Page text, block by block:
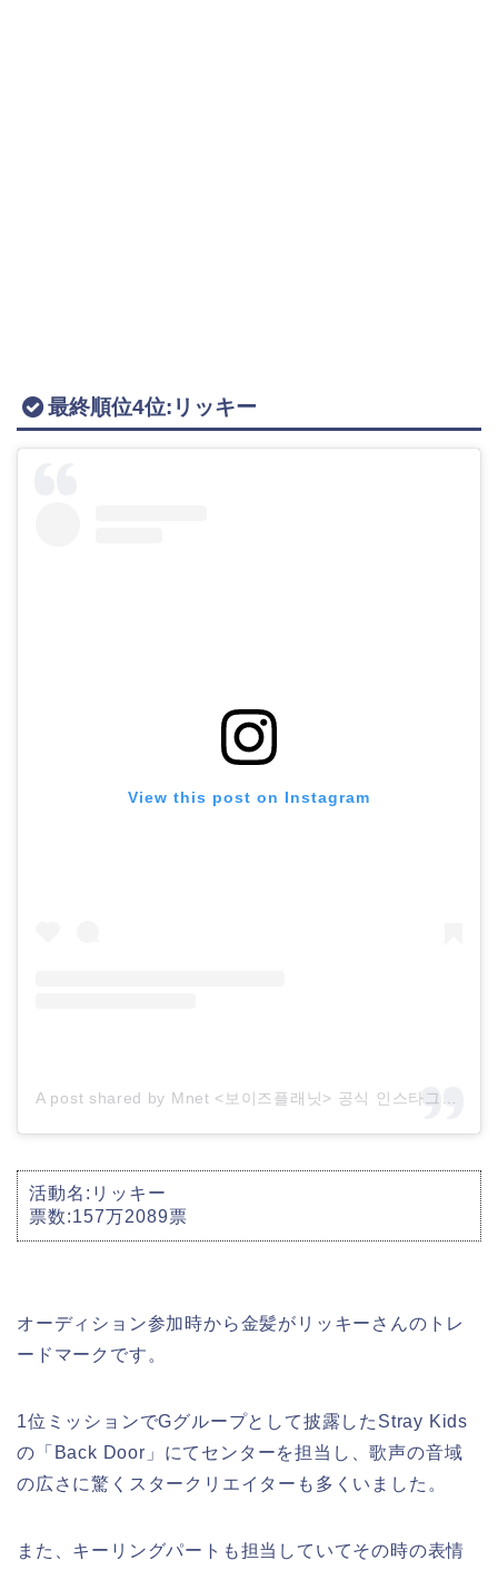
最終順位4位:リッキー
View this post on Instagram
活動名:リッキー
票数:157万2089票
オーディション参加時から金髪がリッキーさんのトレ
ードマークです。
1位ミッションでGグループとして披露したStray Kids
の「Back Door」にてセンターを担当し、歌声の音域
の広さに驚くスタークリエイターも多くいました。
また、キーリングパートも担当していてその時の表情